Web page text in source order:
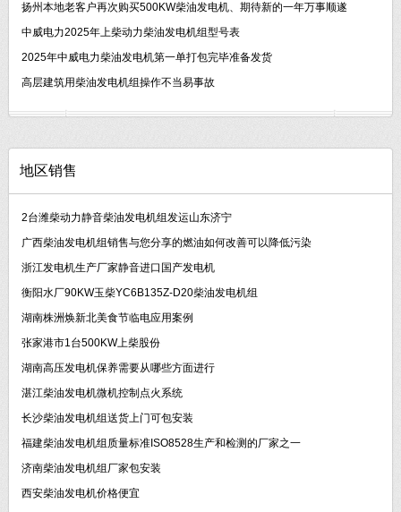
扬州本地老客户再次购买500KW柴油发电机、期待新的一年万事顺遂
中威电力2025年上柴动力柴油发电机组型号表
2025年中威电力柴油发电机第一单打包完毕准备发货
高层建筑用柴油发电机组操作不当易事故
地区销售
2台潍柴动力静音柴油发电机组发运山东济宁
广西柴油发电机组销售与您分享的燃油如何改善可以降低污染
浙江发电机生产厂家静音进口国产发电机
衡阳水厂90KW玉柴YC6B135Z-D20柴油发电机组
湖南株洲焕新北美食节临电应用案例
张家港市1台500KW上柴股份
湖南高压发电机保养需要从哪些方面进行
湛江柴油发电机微机控制点火系统
长沙柴油发电机组送货上门可包安装
福建柴油发电机组质量标准ISO8528生产和检测的厂家之一
济南柴油发电机组厂家包安装
西安柴油发电机价格便宜